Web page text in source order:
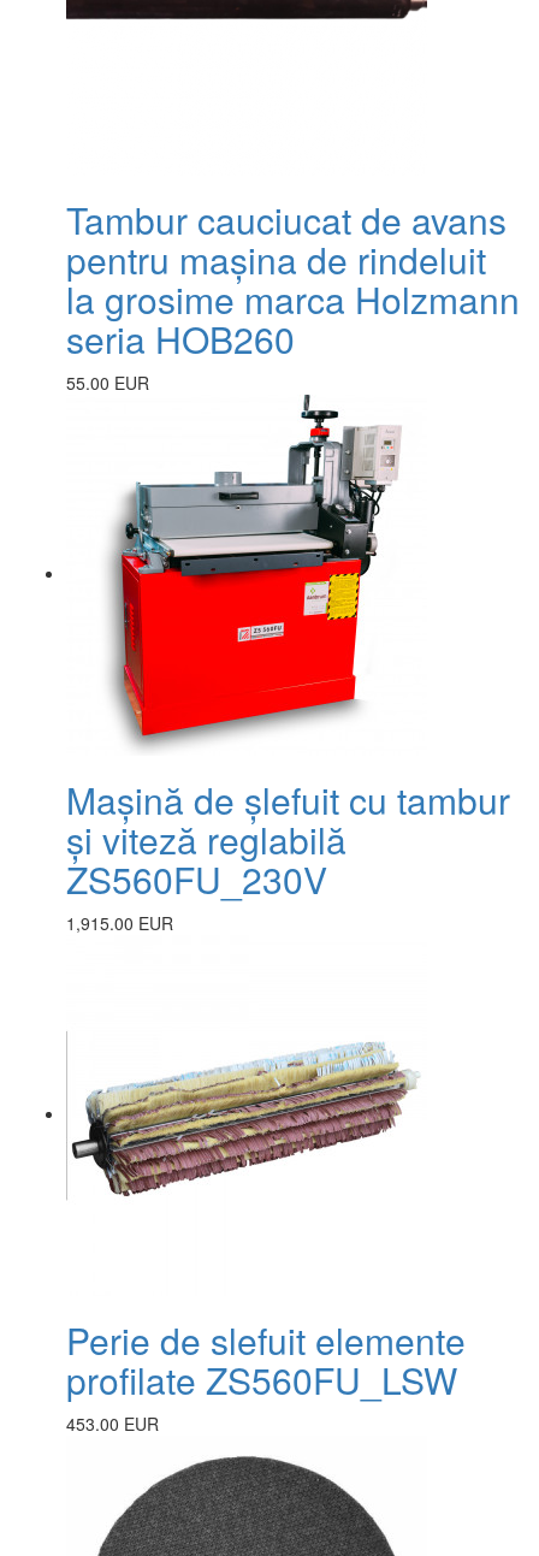
Tambur cauciucat de avans
pentru mașina de rindeluit
la grosime marca Holzmann
seria HOB260
55.00 EUR
Mașină de șlefuit cu tambur
și viteză reglabilă
ZS560FU_230V
1,915.00 EUR
Perie de slefuit elemente
profilate ZS560FU_LSW
453.00 EUR